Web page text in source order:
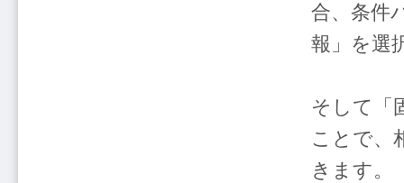
合、条件
報」を選
そして「
ことで、
きます。